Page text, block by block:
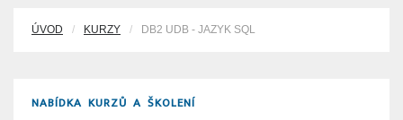
ÚVOD KURZY DB2 UDB - JAZYK SQL
NABÍDKA KURZŮ A ŠKOLENÍ